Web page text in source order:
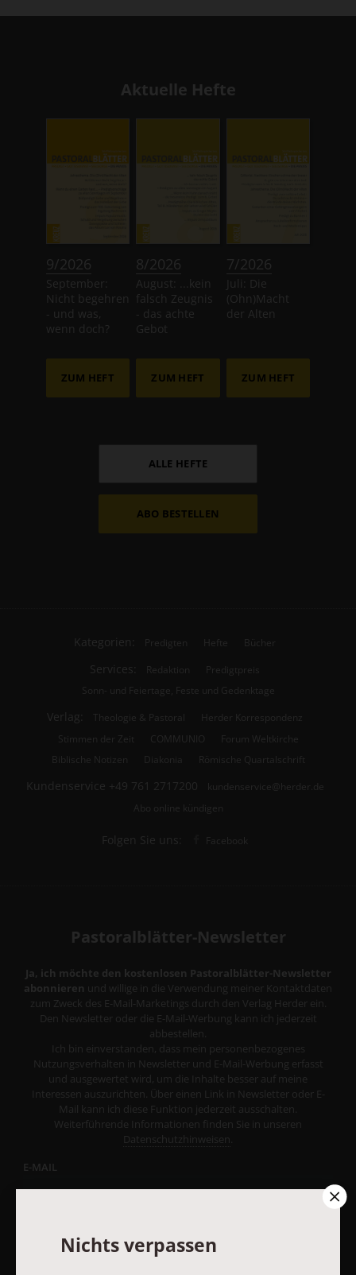
Aktuelle Hefte
9/2026
September:
Nicht begehren
- und was,
wenn doch?
ZUM HEFT
8/2026
August: ...kein
falsch Zeugnis
- das achte
Gebot
ZUM HEFT
7/2026
Juli: Die
(Ohn)Macht
der Alten
ZUM HEFT
ALLE HEFTE
ABO BESTELLEN
Kategorien: Predigten Hefte Bücher
Services: Redaktion
Predigtpreis
Sonn- und Feiertage, Feste und Gedenktage
Verlag: Theologie & Pastoral
Herder Korrespondenz
Stimmen der Zeit
COMMUNIO
Forum Weltkirche
Biblische Notizen
Diakonia Römische Quartalschrift
Kundenservice +49 761 2717200
kundenservice@herder.de
Abo online kündigen
Folgen Sie uns: Facebook
Pastoralblätter-Newsletter
Ja, ich möchte den kostenlosen Pastoralblätter-Newsletter
abonnieren und willige in die Verwendung meiner Kontaktdaten
zum Zweck des E-Mail-Marketings durch den Verlag Herder ein.
Den Newsletter oder die E-Mail-Werbung kann ich jederzeit
abbestellen.
Ich bin einverstanden, dass mein personenbezogenes
Nutzungsverhalten in Newsletter und E-Mail-Werbung erfasst
und ausgewertet wird, um die Inhalte besser auf meine
Interessen auszurichten. Über einen Link in Newsletter oder E-
Mail kann ich diese Funktion jederzeit ausschalten.
Weiterführende Informationen finden Sie in unseren
Datenschutzhinweisen
E-MAIL
Nichts verpassen